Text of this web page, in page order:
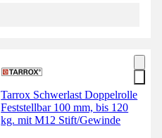
Tarrox Schwerlast Doppelrolle
Feststellbar 100 mm, bis 120
kg. mit M12 Stift/Gewinde